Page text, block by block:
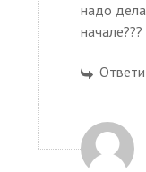
надо
начале???